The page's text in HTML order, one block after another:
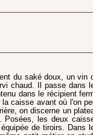
du saké doux, un vin
chaud. Il passe dans
dans le récipient
caisse avant où l'on
on discerne un
Posées, les deux
de tiroirs. Dans